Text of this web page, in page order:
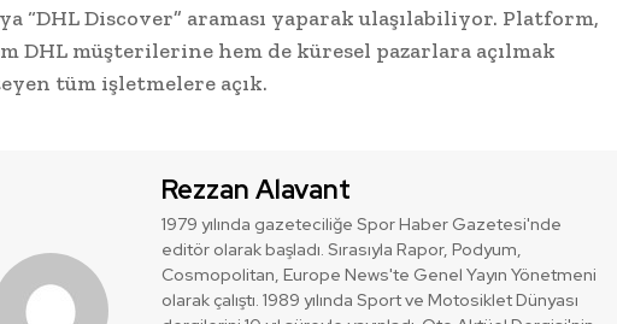
“DHL Discover” araması yaparak ulaşılabiliyor. Platform,
DHL müşterilerine hem de küresel pazarlara açılmak
tüm işletmelere açık.
Rezzan Alavant
1979 yılında gazeteciliğe Spor Haber Gazetesi'nde
editör olarak başladı. Sırasıyla Rapor, Podyum,
Cosmopolitan, Europe News'te Genel Yayın Yönetmeni
olarak çalıştı. 1989 yılında Sport ve Motosiklet Dünyası